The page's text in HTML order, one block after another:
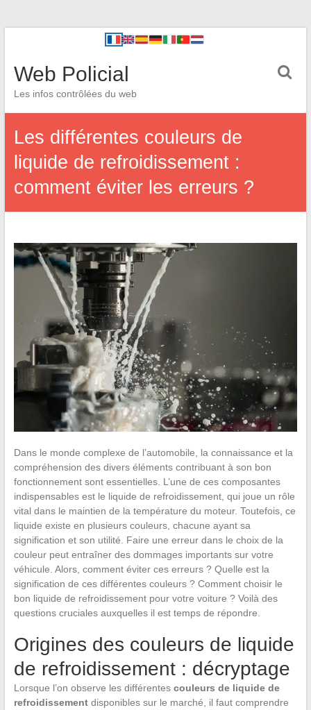
Web Policial
Les infos contrôlées du web
Les différentes couleurs de
liquide de refroidissement :
comment éviter les erreurs ?
Dans le monde complexe de l’automobile, la connaissance et la
compréhension des divers éléments contribuant à son bon
fonctionnement sont essentielles. L’une de ces composantes
indispensables est le liquide de refroidissement, qui joue un rôle
vital dans le maintien de la température du moteur. Toutefois, ce
liquide existe en plusieurs couleurs, chacune ayant sa
signification et son utilité. Faire une erreur dans le choix de la
couleur peut entraîner des dommages importants sur votre
véhicule. Alors, comment éviter ces erreurs ? Quelle est la
signification de ces différentes couleurs ? Comment choisir le
bon liquide de refroidissement pour votre voiture ? Voilà des
questions cruciales auxquelles il est temps de répondre.
Origines des couleurs de liquide
de refroidissement : décryptage
Lorsque l’on observe les différentes couleurs de liquide de
refroidissementdisponibles sur le marché, il faut comprendre